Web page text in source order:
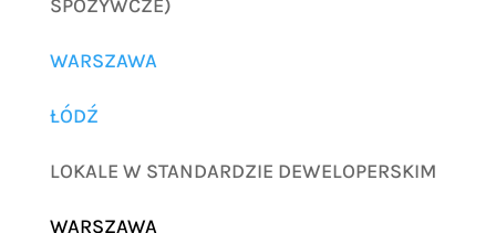
SPOŻYWCZE)
WARSZAWA
ŁÓDŹ
LOKALE W STANDARDZIE DEWELOPERSKIM
WARSZAWA